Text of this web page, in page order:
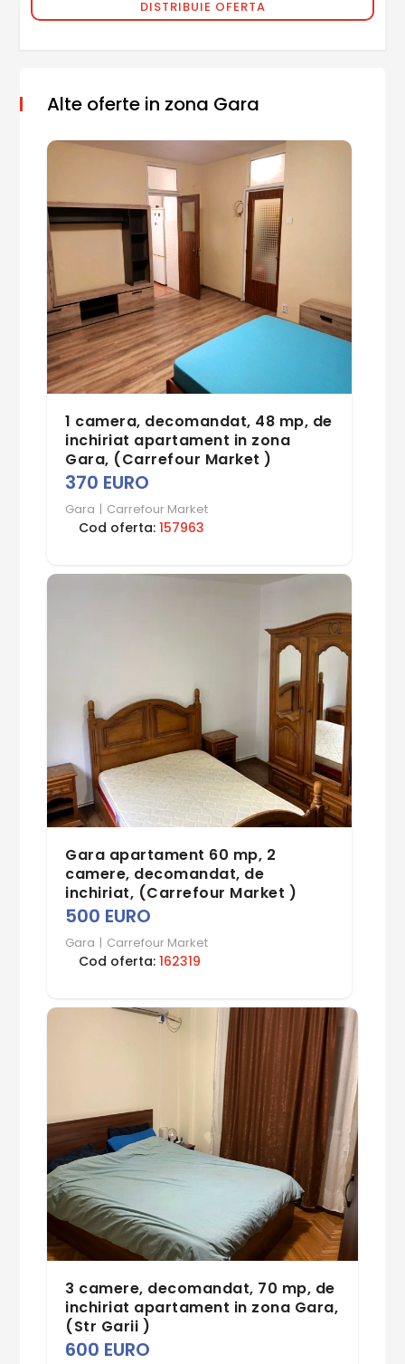
DISTRIBUIE OFERTA
Alte oferte in zona Gara
1 camera, decomandat, 48 mp, de
inchiriat apartament in zona
Gara, (Carrefour Market )
370 EURO
Gara | Carrefour Market
Cod oferta:157963
Gara apartament 60 mp, 2
camere, decomandat, de
inchiriat, (Carrefour Market )
500 EURO
Gara | Carrefour Market
Cod oferta:162319
3 camere, decomandat, 70 mp, de
inchiriat apartament in zona Gara,
(Str Garii )
600 EURO